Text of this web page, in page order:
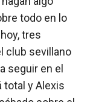
todo en lo
tres
club sevillano
seguir en el
total y Alexis